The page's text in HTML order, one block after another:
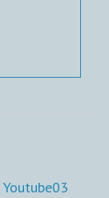
Youtube03